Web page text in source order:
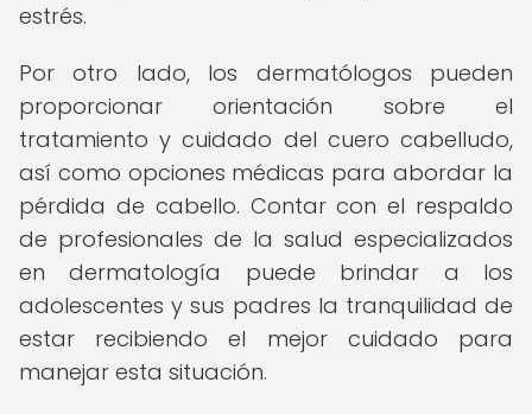
estrés.
Por otro lado, los dermatólogos pueden
proporcionar orientación sobre el
tratamiento y cuidado del cuero cabelludo,
así como opciones médicas para abordar la
pérdida de cabello. Contar con el respaldo
de profesionales de la salud especializados
en dermatología puede brindar a los
adolescentes y sus padres la tranquilidad de
estar recibiendo el mejor cuidado para
manejar esta situación.